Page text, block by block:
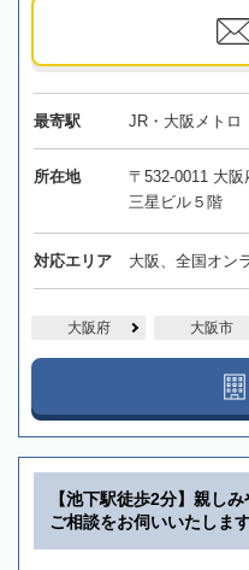
最寄駅 JR・大阪メトロ
所在地
〒532-0011 大
三星ビル５階
対応エリア 大阪、全国オン
大阪府 大阪市
【池下駅徒歩2分】親し
ご相談をお伺いいたしま